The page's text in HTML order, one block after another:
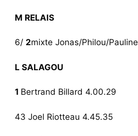
M RELAIS
6/ 2mixte Jonas/Philou/Pauline
L SALAGOU
1 Bertrand Billard 4.00.29
43 Joel Riotteau 4.45.35